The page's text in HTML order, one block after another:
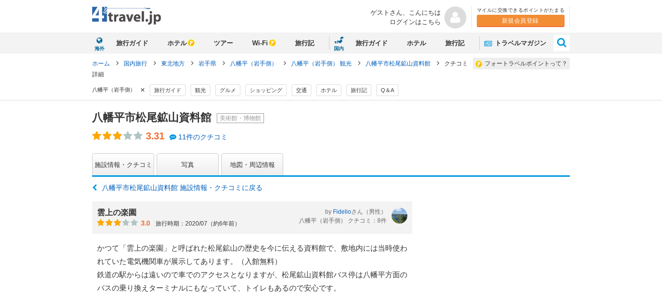
ゲストさん、 こんにちは
ログインはこちら
マイルに交換できるポイントがたまる
新規会員登録
海外
旅行ガイド ホテル ツアー Wi-Fi 旅行記
国内
旅行ガイド ホテル 旅行記 トラベルマガジン
フォートラベルポイントって？
ホーム 国内旅行 東北地方 岩手県 八幡平（岩手側） 八幡平（岩手側） 観光 八幡平市松尾鉱山資料館
クチコミ
詳細
八幡平（岩手側） × 旅行ガイド 観光 グルメ ショッピング 交通 ホテル 旅行記 Q＆A
八幡平市松尾鉱山資料館 美術館・博物館
3.31 11件のクチコミ
施設情報・クチコミ 写真 地図・周辺情報
八幡平市松尾鉱山資料館 施設情報・クチコミに戻る
雲上の楽園
3.0 旅行時期：2020/07（約6年前）
by Fidelioさん （男性）
八幡平（岩手側） クチコミ：8件
かつて「雲上の楽園」と呼ばれた松尾鉱山の歴史を今に伝える資料館で、敷地内には当時使わ
れていた電気機関車が展示してあります。（入館無料）
鉄道の駅からは遠いので車でのアクセスとなりますが、松尾鉱山資料館バス停は八幡平方面の
バスの乗り換えターミナルにもなっていて、トイレもあるので安心です。